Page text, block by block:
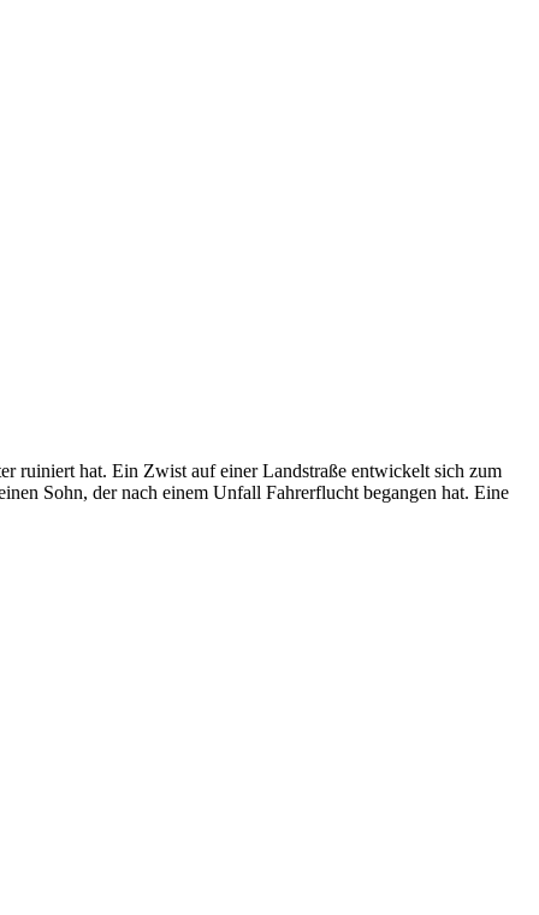
ruiniert hat. Ein Zwist auf einer Landstraße entwickelt sich zum
Sohn, der nach einem Unfall Fahrerflucht begangen hat. Eine